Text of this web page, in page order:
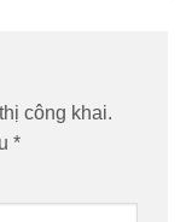
công khai.
*